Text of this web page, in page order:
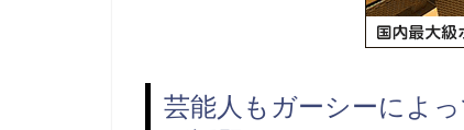
芸能人もガーシーによ